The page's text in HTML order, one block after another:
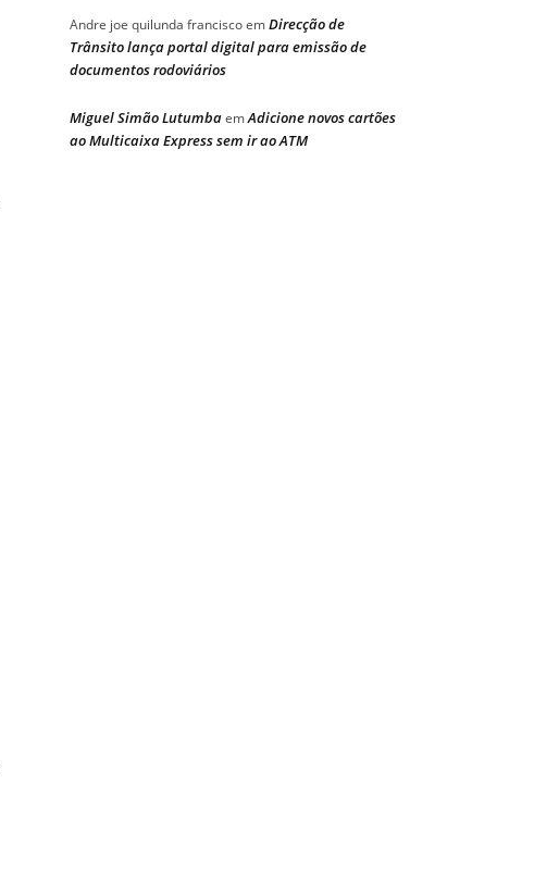
Andre joe quilunda franciscoemDirecção de
Trânsito lança portal digital para emissão de
documentos rodoviários
Miguel Simão LutumbaemAdicione novos cartões
ao Multicaixa Express sem ir ao ATM